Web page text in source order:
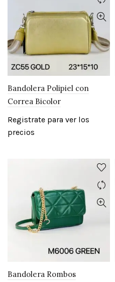
Bandolera Polipiel con
Correa Bicolor
Registrate para ver los
precios
Bandolera Rombos